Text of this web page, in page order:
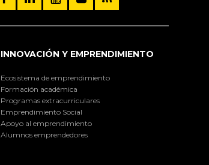
INNOVACIÓN Y EMPRENDIMIENTO
Ecosistema de emprendimiento
Formación académica
Programas extracurriculares
Emprendimiento Social
Apoyo al emprendimiento
Alumnos emprendedores